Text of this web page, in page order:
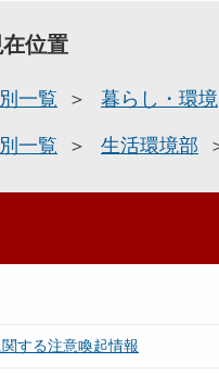
位置
一覧 暮らし・環境
一覧 生活環境部
する注意喚起情報